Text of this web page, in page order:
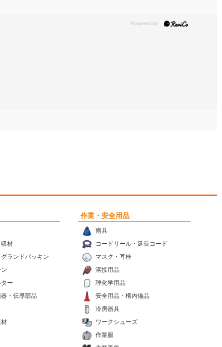
材
ランドパッキン
ー
・伝導部品
材
作業・安全用品
雨具
コードリール・延長コード
マスク・耳栓
溶接用品
理化学用品
安全用品・構内備品
冷房器具
ワークシューズ
作業服